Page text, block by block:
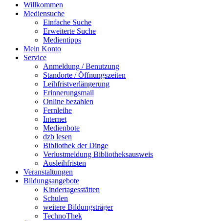
Willkommen
Mediensuche
Einfache Suche
Erweiterte Suche
Medientipps
Mein Konto
Service
Anmeldung / Benutzung
Standorte / Öffnungszeiten
Leihfristverlängerung
Erinnerungsmail
Online bezahlen
Fernleihe
Internet
Medienbote
dzb lesen
Bibliothek der Dinge
Verlustmeldung Bibliotheksausweis
Ausleihfristen
Veranstaltungen
Bildungsangebote
Kindertagesstätten
Schulen
weitere Bildungsträger
TechnoThek